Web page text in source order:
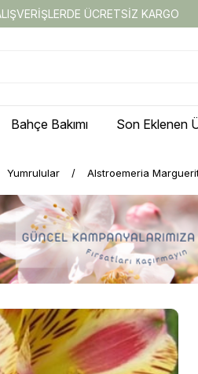
ÜCRETSİZ KARGO
Bahçe Bakımı Son Eklenen
Yumrulular Alstroemeria